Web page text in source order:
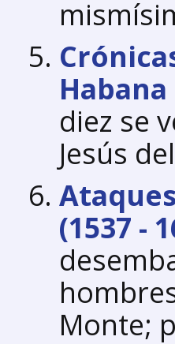
diez se
Jesús
(1537 -
Monte;